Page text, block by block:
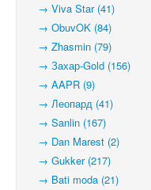
→ Viva Star (41)
→ ObuvOK (84)
→ Zhasmin (79)
→ Захар-Gold (156)
→ AAPR (9)
→ Леопард (41)
→ Sanlin (167)
→ Dan Marest (2)
→ Gukker (217)
→ Bati moda (21)